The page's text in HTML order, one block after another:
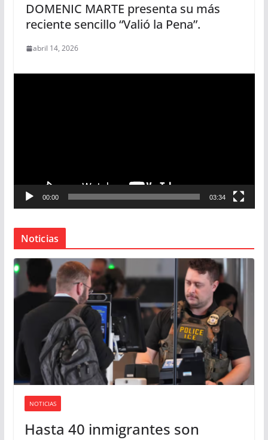
DOMENIC MARTE presenta su más
reciente sencillo “Valió la Pena”.
abril 14, 2026
c
r
e
v
00:00 03:34
Noticias
NOTICIAS
Hasta 40 inmigrantes son